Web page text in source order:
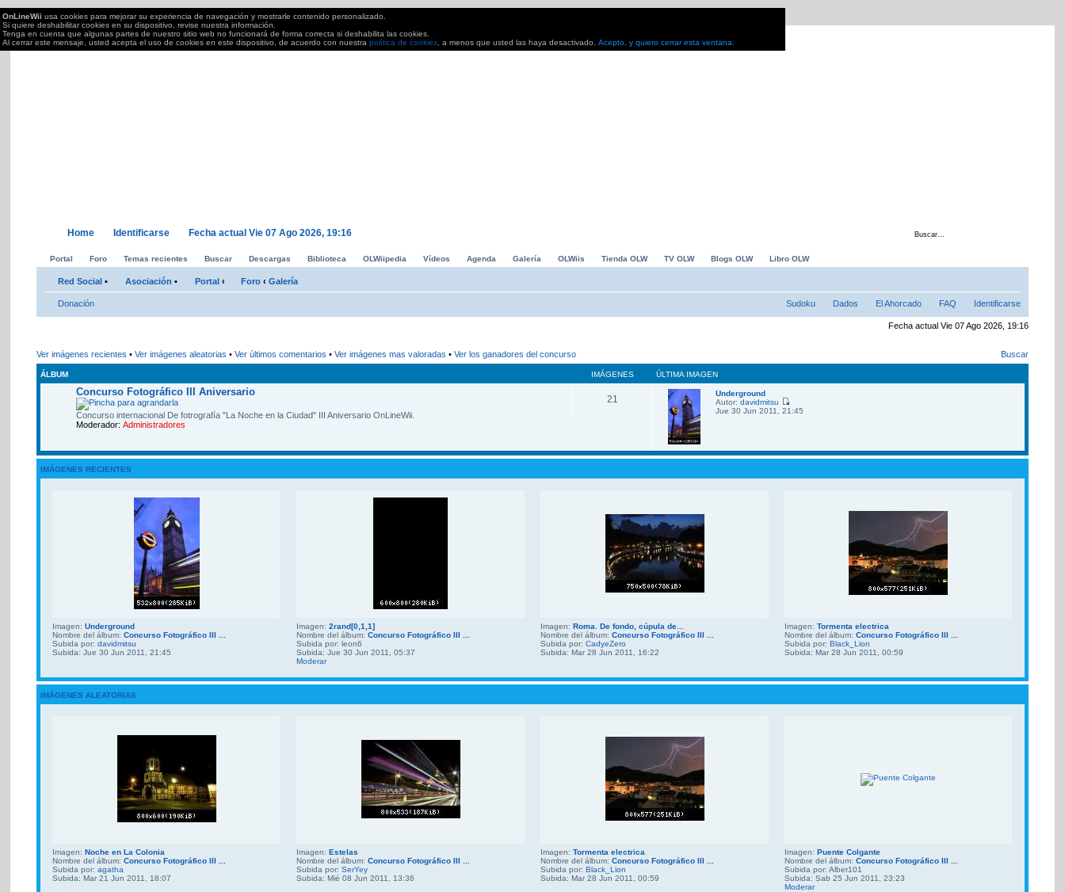
OnLineWii usa cookies para mejorar su experiencia de navegación y mostrarle contenido personalizado.
Si quiere deshabilitar cookies en su dispositivo, revise nuestra información.
Tenga en cuenta que algunas partes de nuestro sitio web no funcionará de forma correcta si deshabilita las cookies.
Al cerrar este mensaje, usted acepta el uso de cookies en este dispositivo, de acuerdo con nuestra política de cookies , a menos que usted las haya desactivado. Acepto, y quiero cerrar esta ventana.
OnLineWii.es
Home Identificarse Fecha actual Vie 07 Ago 2026, 19:16
Portal Foro Temas recientes Buscar Descargas Biblioteca OLWiipedia Vídeos Agenda Galería OLWiis Tienda OLW TV OLW Blogs OLW Libro OLW
Red Social • Asociación • Portal ‹ Foro ‹ Galería
Donación Identificarse
FAQ
El Ahorcado
Dados
Sudoku
Fecha actual Vie 07 Ago 2026, 19:16
Ver imágenes recientes •Ver imágenes aleatorias •Ver últimos comentarios •Ver imágenes mas valoradas •Ver los ganadores del concurso Buscar
ÁLBUM IMÁGENES ÚLTIMA IMAGEN
Concurso Fotográfico III Aniversario
Concurso internacional De fotrografía "La Noche en la Ciudad" III Aniversario OnLineWii.
Moderador: Administradores
21
Underground
Autor:davidmitsu
Jue 30 Jun 2011, 21:45
IMÁGENES RECIENTES
Imagen:Underground
Nombre del álbum:Concurso Fotográfico III ...
Subida por:davidmitsu
Subida: Jue 30 Jun 2011, 21:45
Imagen:2rand[0,1,1]
Nombre del álbum:Concurso Fotográfico III ...
Subida por: leon6
Subida: Jue 30 Jun 2011, 05:37
Moderar
Imagen:Roma. De fondo, cúpula de...
Nombre del álbum:Concurso Fotográfico III ...
Subida por:CadyeZero
Subida: Mar 28 Jun 2011, 16:22
Imagen:Tormenta electrica
Nombre del álbum:Concurso Fotográfico III ...
Subida por:Black_Lion
Subida: Mar 28 Jun 2011, 00:59
IMÁGENES ALEATORIAS
Imagen:Noche en La Colonia
Nombre del álbum:Concurso Fotográfico III ...
Subida por:agatha
Subida: Mar 21 Jun 2011, 18:07
Imagen:Estelas
Nombre del álbum:Concurso Fotográfico III ...
Subida por:SerYey
Subida: Mié 08 Jun 2011, 13:36
Imagen:Tormenta electrica
Nombre del álbum:Concurso Fotográfico III ...
Subida por:Black_Lion
Subida: Mar 28 Jun 2011, 00:59
Imagen:Puente Colgante
Nombre del álbum:Concurso Fotográfico III ...
Subida por: Alber101
Subida: Sab 25 Jun 2011, 23:23
Moderar